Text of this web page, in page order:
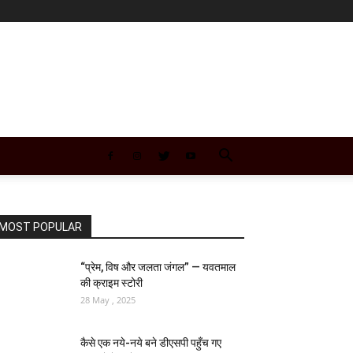
MOST POPULAR
“प्रेम, विष और जलता जंगल” — यवतमाल
की क्राइम स्टोरी
28 May , 2025
कैसे एक नये-नये बने डीएसपी पहुँच गए